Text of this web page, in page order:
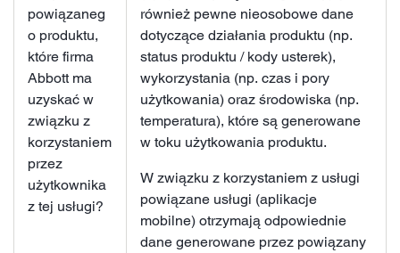
powiązaneg
o produktu,
które firma
Abbott ma
uzyskać w
związku z
korzystaniem
przez
użytkownika
z tej usługi?
również pewne nieosobowe dane
dotyczące działania produktu (np.
status produktu / kody usterek),
wykorzystania (np. czas i pory
użytkowania) oraz środowiska (np.
temperatura), które są generowane
w toku użytkowania produktu.
W związku z korzystaniem z usługi
powiązane usługi (aplikacje
mobilne) otrzymają odpowiednie
dane generowane przez powiązany